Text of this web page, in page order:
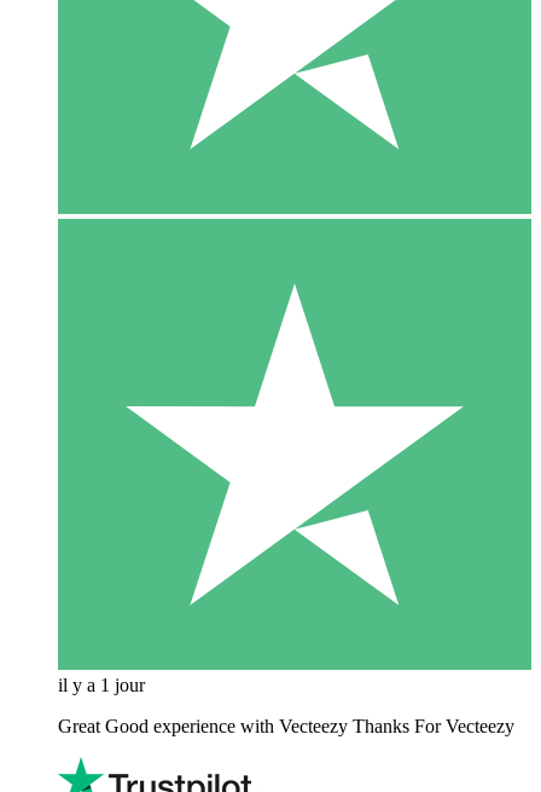
il y a 1 jour
Great Good experience with Vecteezy Thanks For Vecteezy